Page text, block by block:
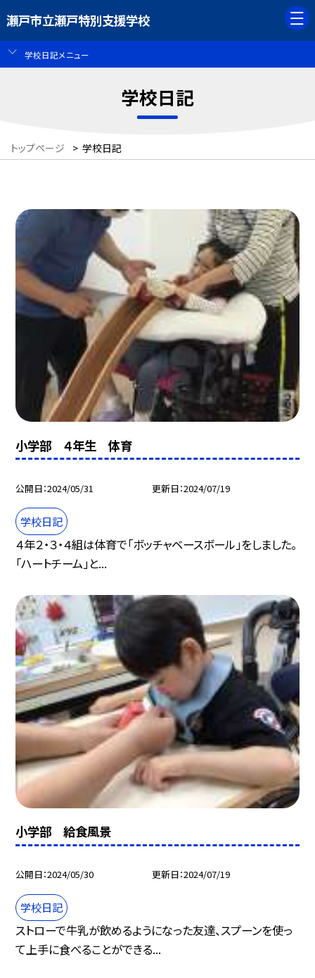
瀬戸市立瀬戸特別支援学校
学校日記メニュー
学校日記
トップページ > 学校日記
小学部 ４年生 体育
公開日 2024/05/31 更新日 2024/07/19
学校日記
４年２・３・４組は体育で「ボッチャベースボール」をしました。
「ハートチーム」と...
小学部 給食風景
公開日 2024/05/30 更新日 2024/07/19
学校日記
ストローで牛乳が飲めるようになった友達、スプーンを使っ
て上手に食べることができる...